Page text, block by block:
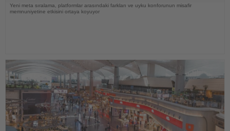
Yeni meta sıralama, platformlar arasındaki farkları ve uyku konforunun misafir
memnuniyetine etkisini ortaya koyuyor